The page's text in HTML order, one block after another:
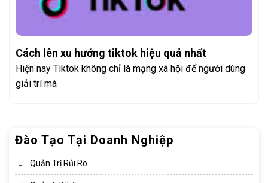
Đào Tạo Tại Doanh Nghiệp
Quản Trị Rủi Ro
Cách lên xu hướng tiktok hiệu quả nhất
Hiện nay Tiktok không chỉ là mạng xã hội để người dùng
giải trí mà